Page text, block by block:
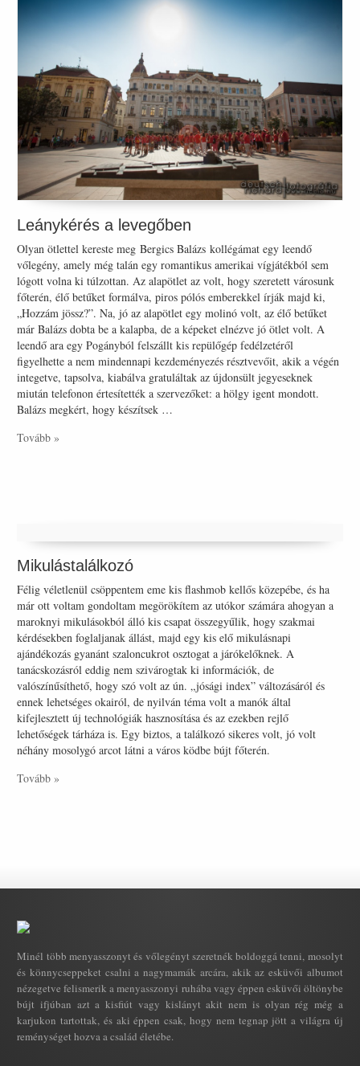
Leánykérés a levegőben
Olyan ötlettel kereste meg Bergics Balázs kollégámat egy leendő
vőlegény, amely még talán egy romantikus amerikai vígjátékból sem
lógott volna ki túlzottan. Az alapötlet az volt, hogy szeretett városunk
főterén, élő betűket formálva, piros pólós emberekkel írják majd ki,
„Hozzám jössz?”. Na, jó az alapötlet egy molinó volt, az élő betűket
már Balázs dobta be a kalapba, de a képeket elnézve jó ötlet volt. A
leendő ara egy Pogányból felszállt kis repülőgép fedélzetéről
figyelhette a nem mindennapi kezdeményezés résztvevőit, akik a végén
integetve, tapsolva, kiabálva gratuláltak az újdonsült jegyeseknek
miután telefonon értesítették a szervezőket: a hölgy igent mondott.
Balázs megkért, hogy készítsek …
Tovább »
Mikulástalálkozó
Félig véletlenül csöppentem eme kis flashmob kellős közepébe, és ha
már ott voltam gondoltam megörökítem az utókor számára ahogyan a
maroknyi mikulásokból álló kis csapat összegyűlik, hogy szakmai
kérdésekben foglaljanak állást, majd egy kis elő mikulásnapi
ajándékozás gyanánt szaloncukrot osztogat a járókelőknek. A
tanácskozásról eddig nem szivárogtak ki információk, de
valószínűsíthető, hogy szó volt az ún. „jósági index” változásáról és
ennek lehetséges okairól, de nyilván téma volt a manók által
kifejlesztett új technológiák hasznosítása és az ezekben rejlő
lehetőségek tárháza is. Egy biztos, a találkozó sikeres volt, jó volt
néhány mosolygó arcot látni a város ködbe bújt főterén.
Tovább »
Minél több menyasszonyt és vőlegényt szeretnék boldoggá tenni, mosolyt
és könnycseppeket csalni a nagymamák arcára, akik az esküvői albumot
nézegetve felismerik a menyasszonyi ruhába vagy éppen esküvői öltönybe
bújt ifjúban azt a kisfiút vagy kislányt akit nem is olyan rég még a
karjukon tartottak, és aki éppen csak, hogy nem tegnap jött a világra új
reménységet hozva a család életébe.